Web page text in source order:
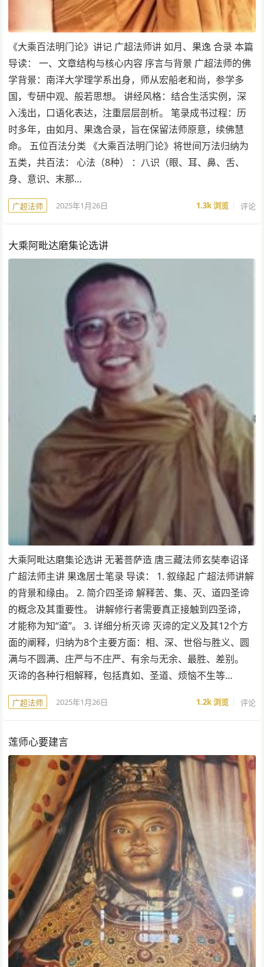
《大乘百法明门论》讲记 广超法师讲 如月、果逸 合录 本篇
导读： 一、文章结构与核心内容 序言与背景 广超法师的佛
学背景：南洋大学理学系出身，师从宏船老和尚，参学多
国，专研中观、般若思想。 讲经风格：结合生活实例，深
入浅出，口语化表达，注重层层剖析。 笔录成书过程：历
时多年，由如月、果逸合录，旨在保留法师原意，续佛慧
命。 五位百法分类 《大乘百法明门论》将世间万法归纳为
五类，共百法： 心法（8种） ：八识（眼、耳、鼻、舌、
身、意识、末那…
广超法师 2025年1月26日 1.3k浏览 评论
大乘阿毗达磨集论选讲
大乘阿毗达磨集论选讲 无著菩萨造 唐三藏法师玄奘奉诏译
广超法师主讲 果逸居士笔录 导读： 1. 叙缘起 广超法师讲解
的背景和缘由。 2. 简介四圣谛 解释苦、集、灭、道四圣谛
的概念及其重要性。 讲解修行者需要真正接触到四圣谛，
才能称为知“道”。 3. 详细分析灭谛 灭谛的定义及其12个方
面的阐释，归纳为8个主要方面：相、深、世俗与胜义、圆
满与不圆满、庄严与不庄严、有余与无余、最胜、差别。
灭谛的各种行相解释，包括真如、圣道、烦恼不生等…
广超法师 2025年1月26日 1.2k浏览 评论
莲师心要建言